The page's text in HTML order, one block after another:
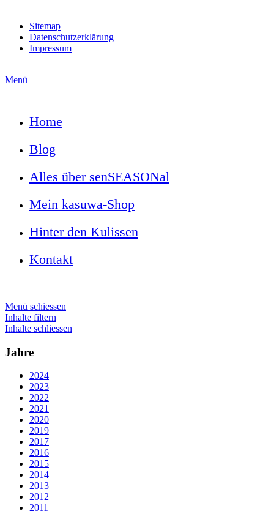
Sitemap
Datenschutzerklärung
Impressum
Menü
Home
Blog
Alles über senSEASONal
Mein kasuwa-Shop
Hinter den Kulissen
Kontakt
Menü schiessen
Inhalte filtern
Inhalte schliessen
Jahre
2024
2023
2022
2021
2020
2019
2017
2016
2015
2014
2013
2012
2011